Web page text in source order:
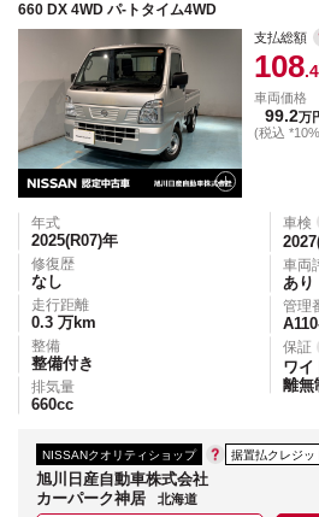
660 DX 4WD パ-トタイム4WD
支払総額
108.4
車両価格
99.2万
(税込
年式
2025(R07)年
修復歴
なし
走行距離
0.3 万km
整備
整備付き
排気量
660cc
車検
車両
あり
管理
保証
ワイ
離無
NISSANクオリティショップ 据置払クレジッ
旭川日産自動車株式会社
カーパーク神居
北海道